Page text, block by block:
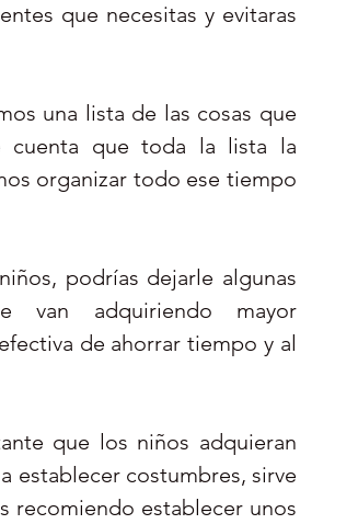
que necesitas y evitaras
una lista de las cosas que
cuenta que toda la lista la
organizar todo ese tiempo
podrías dejarle algunas
van adquiriendo mayor
de ahorrar tiempo y al
que los niños adquieran
establecer costumbres, sirve
recomiendo establecer unos